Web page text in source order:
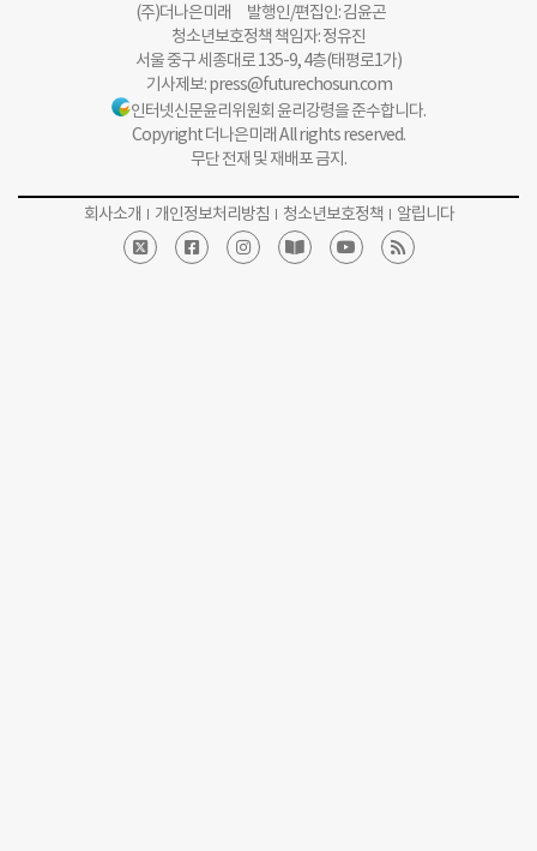
(주)더나은미래 발행인/편집인: 김윤곤
청소년보호정책 책임자: 정유진
서울 중구 세종대로 135-9, 4층(태평로1가)
기사제보:press@futurechosun.com
인터넷신문윤리위원회 윤리강령을 준수합니다.
Copyright 더나은미래 All rights reserved.
무단 전재 및 재배포 금지.
회사소개 개인정보처리방침 청소년보호정책 알립니다